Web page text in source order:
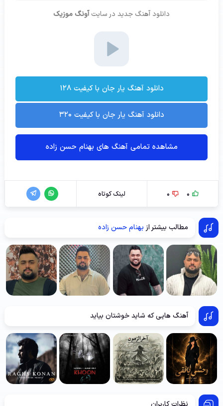
دانلود آهنگ جدید در سایت آونگ موزیک
دانلود آهنگ یار جان با کیفیت ۱۲۸
دانلود آهنگ یار جان با کیفیت ۳۲۰
مشاهده تمامی آهنگ های بهنام حسن زاده
0
0 لینک کوتاه
مطالب بیشتر از بهنام حسن زاده
آهنگ هایی که شاید خوشتان بیاید